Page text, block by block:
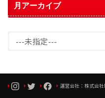
月アーカイブ
運営会社：株式会社